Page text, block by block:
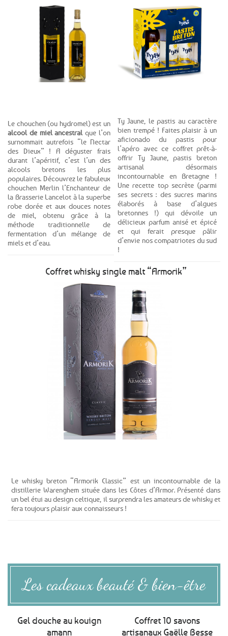
Le chouchen (ou hydromel) est un
alcool de miel ancestral que l’on
surnommait autrefois “le Nectar
des Dieux” ! A déguster frais
durant l’apéritif, c’est l’un des
alcools bretons les plus
populaires. Découvrez le fabuleux
chouchen Merlin l’Enchanteur de
la Brasserie Lancelot à la superbe
robe dorée et aux douces notes
de miel, obtenu grâce à la
méthode traditionnelle de
fermentation d’un mélange de
miels et d’eau.
Ty Jaune, le pastis au caractère
bien trempé ! Faites plaisir à un
aficionado du pastis pour
l’apéro avec ce coffret prêt-à-
offrir Ty Jaune, pastis breton
artisanal désormais
incontournable en Bretagne !
Une recette top secrète (parmi
ses secrets : des sucres marins
élaborés à base d’algues
bretonnes !) qui dévoile un
délicieux parfum anisé et épicé
et qui ferait presque pâlir
d’envie nos compatriotes du sud
!
Coffret whisky single malt “Armorik”
Le whisky breton “Armorik Classic” est un incontournable de la
distillerie Warenghem située dans les Côtes d’Armor. Présenté dans
un bel étui au design celtique, il surprendra les amateurs de whisky et
fera toujours plaisir aux connaisseurs !
Les cadeaux beauté & bien-être
Gel douche au kouign
amann
Coffret 10 savons
artisanaux Gaëlle Besse